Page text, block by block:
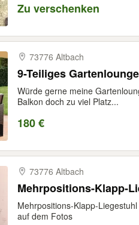
Zu verschenken
73776 Altbach
9-Teiliges
Würde gerne meine
Balkon doch zu viel Platz...
180 €
73776 Altbach
Mehrpositions-Klapp-
Mehrpositions-Klapp-
auf dem Fotos